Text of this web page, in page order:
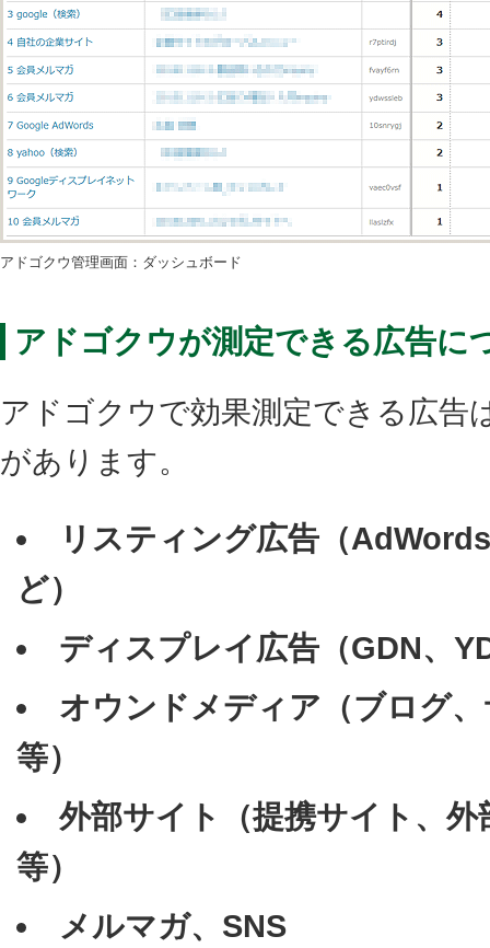
アドゴクウ管理画面：ダッシュボード
アドゴクウが測定できる広告に
アドゴクウで効果測定できる広告
があります。
リスティング広告（
ど）
ディスプレイ広告（GDN、
オウンドメディア（ブログ
等）
外部サイト（提携サイト、
等）
メルマガ、SNS